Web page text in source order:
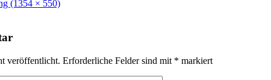
(1354 × 550)
veröffentlicht. Erforderliche Felder sind mit * markiert